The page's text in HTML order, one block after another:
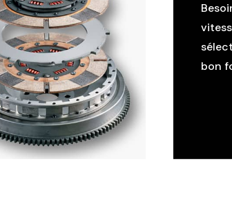
bon